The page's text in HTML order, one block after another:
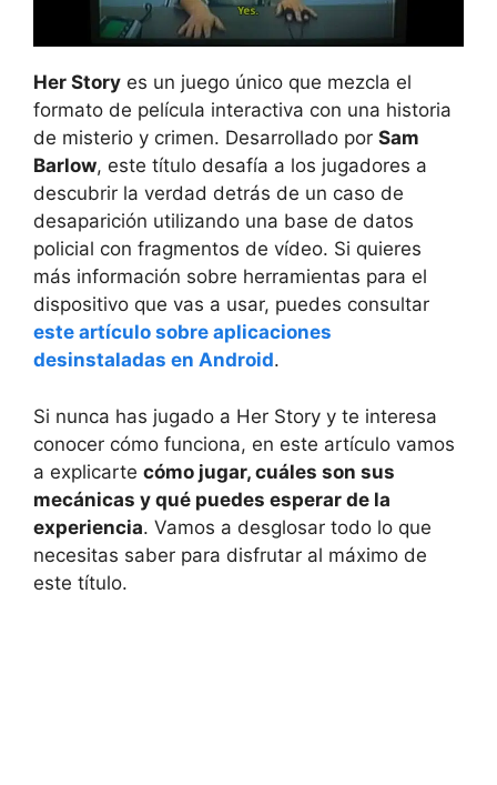
Her Story es un juego único que mezcla el
formato de película interactiva con una historia
de misterio y crimen. Desarrollado por Sam
Barlow, este título desafía a los jugadores a
descubrir la verdad detrás de un caso de
desaparición utilizando una base de datos
policial con fragmentos de vídeo. Si quieres
más información sobre herramientas para el
dispositivo que vas a usar, puedes consultar
este artículo sobre aplicaciones
desinstaladas en Android.
Si nunca has jugado a Her Story y te interesa
conocer cómo funciona, en este artículo vamos
a explicarte cómo jugar, cuáles son sus
mecánicas y qué puedes esperar de la
experiencia. Vamos a desglosar todo lo que
necesitas saber para disfrutar al máximo de
este título.